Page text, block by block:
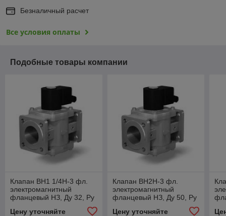
Безналичный расчет
Все условия оплаты
Подобные товары компании
Клапан ВН1 1/4Н-3 фл.
электромагнитный
фланцевый НЗ, Ду 32, Ру
Цену уточняйте
Клапан ВН2Н-3 фл.
электромагнитный
фланцевый НЗ, Ду 50, Ру
Цену уточняйте